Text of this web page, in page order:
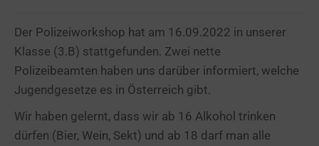
Der Polizeiworkshop hat am 16.09.2022 in unserer
Klasse (3.B) stattgefunden. Zwei nette
Polizeibeamten haben uns darüber informiert, welche
Jugendgesetze es in Österreich gibt.
Wir haben gelernt, dass wir ab 16 Alkohol trinken
dürfen (Bier, Wein, Sekt) und ab 18 darf man alle